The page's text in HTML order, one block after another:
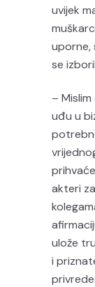
uvijek
uporne,
se
–
uđu u
akteri
ulože
i